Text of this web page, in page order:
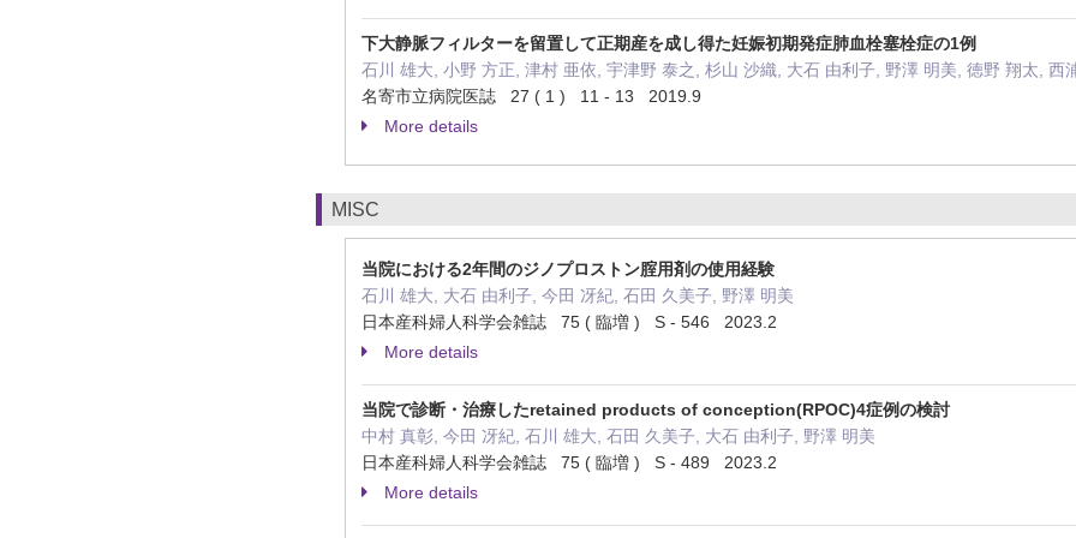
下大静脈フィルターを留置して正期産を成し得た妊娠初期発症肺血栓塞栓症の1例
石川 雄大, 小野 方正, 津村 亜依, 宇津野 泰之, 杉山 沙織, 大石 由利子, 野澤 明美, 徳野 翔太, 西
名寄市立病院医誌 27 ( 1 ) 11 - 13 2019.9
More details
MISC
当院における2年間のジノプロストン腟用剤の使用経験
石川 雄大, 大石 由利子, 今田 冴紀, 石田 久美子, 野澤 明美
日本産科婦人科学会雑誌 75 ( 臨増 ) S - 546 2023.2
More details
当院で診断・治療したretained products of conception(RPOC)4症例の検討
中村 真彰, 今田 冴紀, 石川 雄大, 石田 久美子, 大石 由利子, 野澤 明美
日本産科婦人科学会雑誌 75 ( 臨増 ) S - 489 2023.2
More details